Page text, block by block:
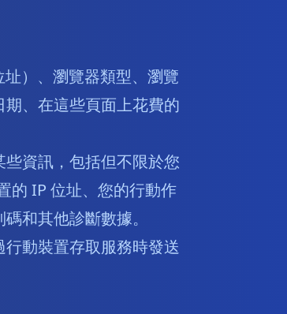
）、瀏覽器類型、瀏覽
、在這些頁面上花費的
資訊，包括但不限於您
的 IP 位址、您的行動作
和其他診斷數據。
動裝置存取服務時發送